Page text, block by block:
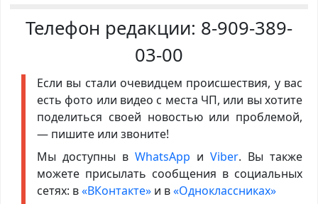
Телефон редакции: 8-909-389-
03-00
Если вы стали очевидцем происшествия, у вас
есть фото или видео с места ЧП, или вы хотите
поделиться своей новостью или проблемой,
— пишите или звоните!
Мы доступны в WhatsApp иViber. Вы также
можете присылать сообщения в социальных
сетях: в«ВКонтакте»и в«Одноклассниках»